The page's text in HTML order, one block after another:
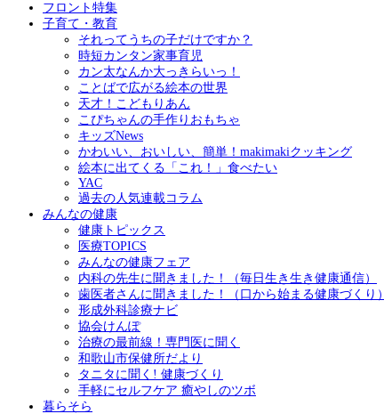
フロント特集
子育て・教育
それってうちの子だけですか？
時短カンタン家事育児
カン太なんか大っきらいっ！
ことばで広がる絵本の世界
天才！こどもりあん
こぴちゃんの手作りおもちゃ
キッズNews
かわいい、おいしい、簡単！makimakiクッキング
絵本に出てくる「これ！」食べたい
YAC
過去の人気連載コラム
みんなの健康
健康トピックス
医療TOPICS
みんなの健康フェア
内科の先生に聞きました！（毎日生き生き健康通信）
歯医者さんに聞きました！（口から始まる健康づくり）
形成外科診療ナビ
協会けんぽ
治療の最前線！専門医に聞く
和歌山市保健所だより
タニタに聞く! 健康づくり
手軽にセルフケア 癒やしのツボ
暮らそら